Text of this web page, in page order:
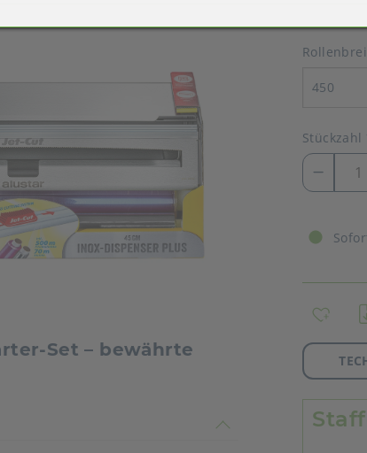
Set – bewährte
zuklappen stimmen nicht überein
450
Stückzahl